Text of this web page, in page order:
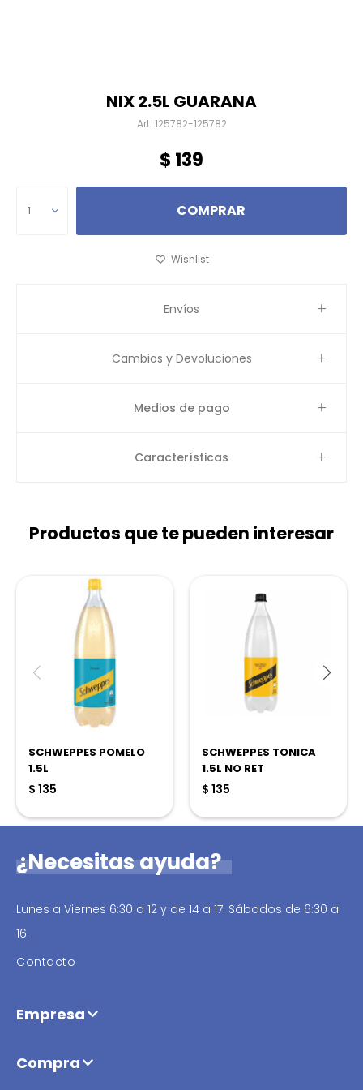
NIX 2.5L GUARANA
125782-125782
$ 139
1 COMPRAR
Envíos
Cambios y Devoluciones
Medios de pago
Características
Productos que te pueden interesar
SCHWEPPES POMELO
1.5L
$ 135
SCHWEPPES TONICA
1.5L NO RET
$ 135
¿Necesitas ayuda?
Lunes a Viernes 6:30 a 12 y de 14 a 17. Sábados de 6:30 a
16.
Contacto
Empresa
Compra